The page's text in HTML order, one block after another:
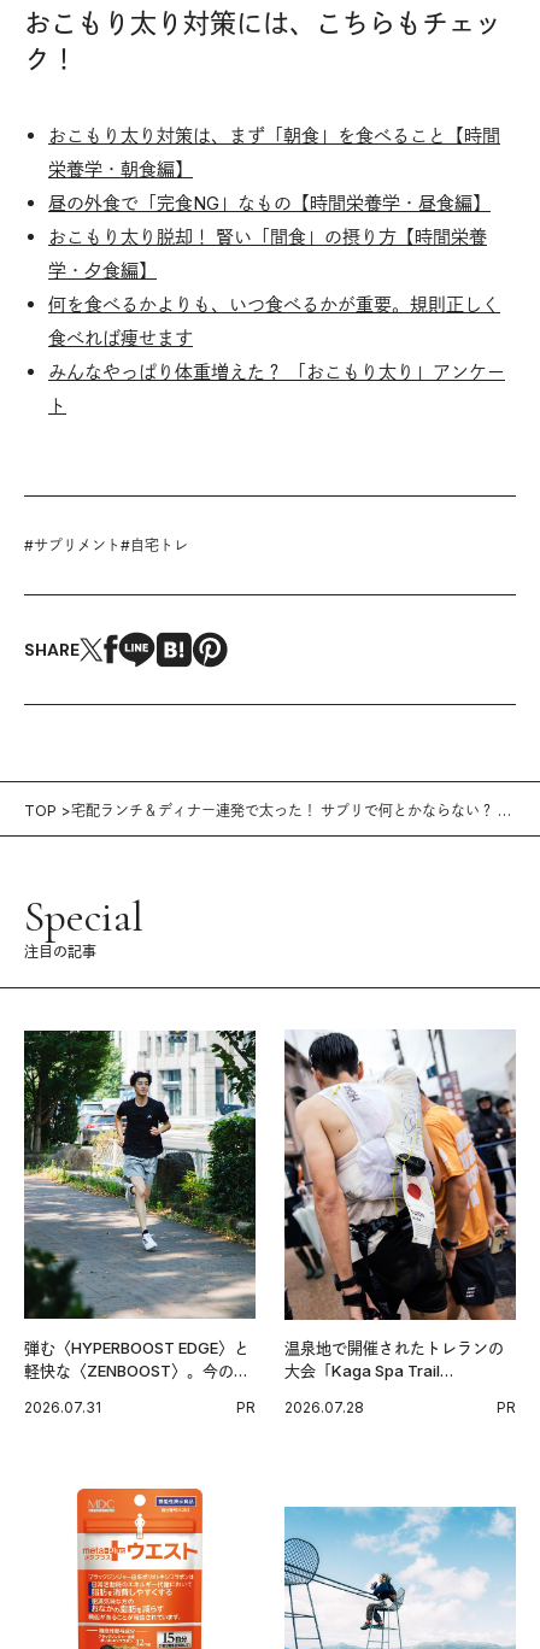
おこもり太り対策には、こちらもチェッ
ク！
おこもり太り対策は、まず「朝食」を食べること【時間
栄養学・朝食編】
昼の外食で「完食NG」なもの【時間栄養学・昼食編】
おこもり太り脱却！ 賢い「間食」の摂り方【時間栄養
学・夕食編】
何を食べるかよりも、いつ食べるかが重要。規則正しく
食べれば痩せます
みんなやっぱり体重増えた？ 「おこもり太り」アンケー
ト
#サプリメント #自宅トレ
SHARE
TOP
宅配ランチ＆ディナー連発で太った！ サプリで何とかならない？ #
Special
注目の記事
弾む〈HYPERBOOST EDGE〉と
軽快な〈ZENBOOST〉。今の時
出した新機軸。
2026.07.31 PR
温泉地で開催されたトレランの
大会「Kaga Spa Trail
戦を夢見るランナーたちの奮闘
2026.07.28 PR